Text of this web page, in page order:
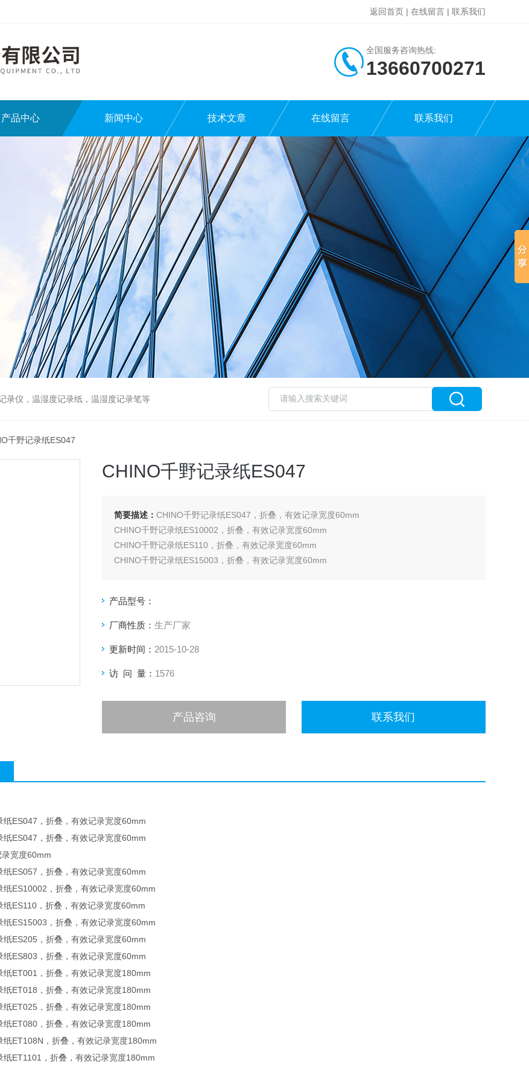
返回首页 | 在线留言 | 联系我们
全国服务咨询热线:
13660700271
产品中心 新闻中心 技术文章 在线留言 联系我们
录仪，温湿度记录纸，温湿度记录笔等
千野记录纸ES047
CHINO千野记录纸ES047
简要描述： CHINO千野记录纸ES047，折叠，有效记录宽度60mm
CHINO千野记录纸ES10002，折叠，有效记录宽度60mm
CHINO千野记录纸ES110，折叠，有效记录宽度60mm
CHINO千野记录纸ES15003，折叠，有效记录宽度60mm
产品型号：
厂商性质： 生产厂家
更新时间： 2015-10-28
访 问 量： 1576
产品咨询 联系我们
纸ES047，折叠，有效记录宽度60mm
纸ES047，折叠，有效记录宽度60mm
录宽度60mm
纸ES057，折叠，有效记录宽度60mm
纸ES10002，折叠，有效记录宽度60mm
纸ES110，折叠，有效记录宽度60mm
纸ES15003，折叠，有效记录宽度60mm
纸ES205，折叠，有效记录宽度60mm
纸ES803，折叠，有效记录宽度60mm
纸ET001，折叠，有效记录宽度180mm
纸ET018，折叠，有效记录宽度180mm
纸ET025，折叠，有效记录宽度180mm
纸ET080，折叠，有效记录宽度180mm
纸ET108N，折叠，有效记录宽度180mm
纸ET1101，折叠，有效记录宽度180mm